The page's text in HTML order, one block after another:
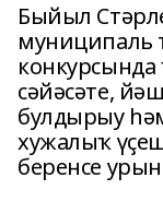
Быйыл
муниципаль
сәйәсәте,
булдырыу
хужалыҡ
беренсе